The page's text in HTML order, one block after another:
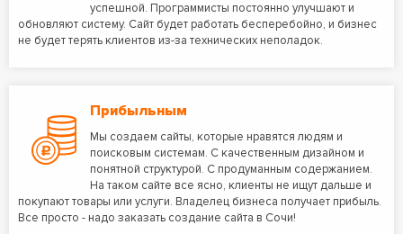
успешной. Программисты постоянно улучшают и
обновляют систему. Сайт будет работать бесперебойно, и бизнес
не будет терять клиентов из-за технических неполадок.
Прибыльным
Мы создаем сайты, которые нравятся людям и
поисковым системам. С качественным дизайном и
понятной структурой. С продуманным содержанием.
На таком сайте все ясно, клиенты не ищут дальше и
покупают товары или услуги. Владелец бизнеса получает прибыль.
Все просто - надо заказать создание сайта в Сочи!